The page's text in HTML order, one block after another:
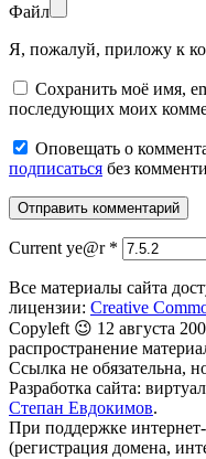
Файл
Я, пожалуй, приложу к
Сохранить моё имя,
последующих моих
Оповещать о
подписаться без
Current ye@r *
Все материалы сайта
лицензии: Creative
Copyleft 😉 12 августа
распространение
Ссылка не обязательна,
Разработка сайта:
Степан Евдокимов.
При поддержке
(регистрация домена,